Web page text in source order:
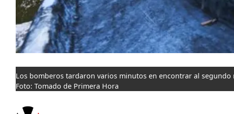
Los bomberos tardaron varios minutos en encontrar al
Foto: Tomado de Primera Hora